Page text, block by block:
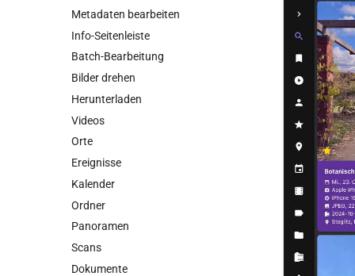
Metadaten bearbeiten
Info-Seitenleiste
Batch-Bearbeitung
Bilder drehen
Herunterladen
Videos
Orte
Ereignisse
Kalender
Ordner
Panoramen
Scans
Dokumente